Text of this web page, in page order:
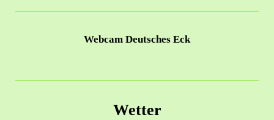
Webcam Deutsches Eck
Wetter